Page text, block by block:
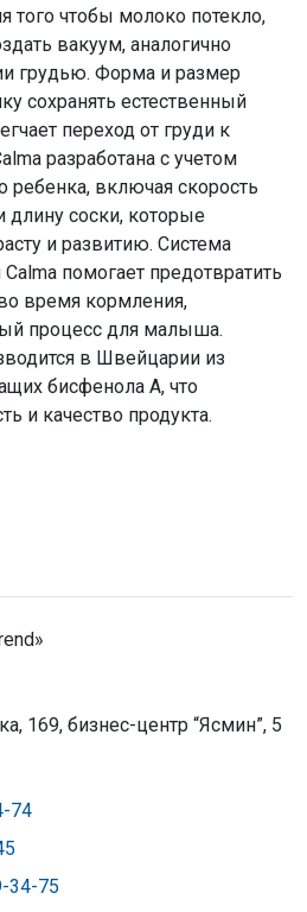
чтобы молоко потекло,
вакуум, аналогично
грудью. Форма и размер
сохранять естественный
переход от груди к
разработана с учетом
ребенка, включая скорость
длину соски, которые
и развитию. Система
помогает предотвратить
время кормления,
процесс для малыша.
в Швейцарии из
бисфенола А, что
и качество продукта.
169, бизнес-центр “Ясмин”, 5
74
34-75